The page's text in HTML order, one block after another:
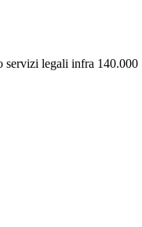
servizi legali infra 140.000